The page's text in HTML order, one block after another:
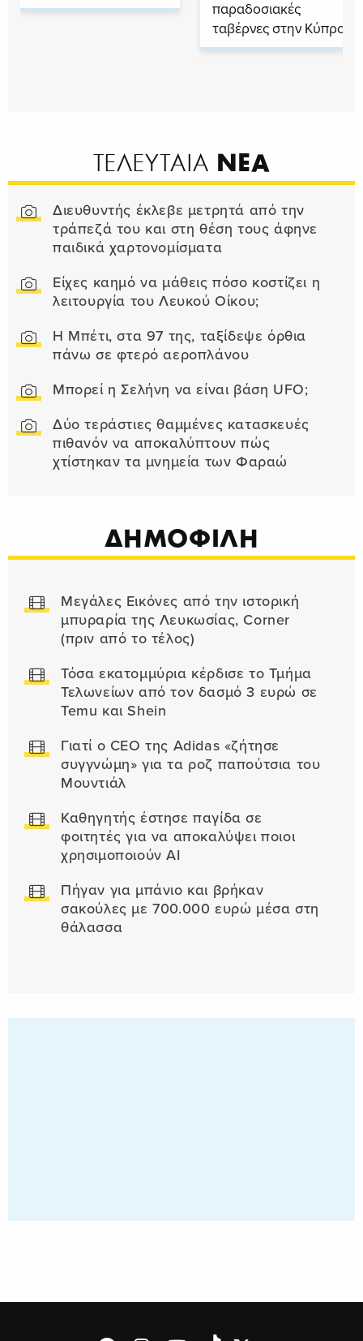
παραδοσιακές
ταβέρνες στην Κύπρο
ΤΕΛΕΥΤΑΙΑ ΝΕΑ
Διευθυντής έκλεβε μετρητά από την
τράπεζά του και στη θέση τους άφηνε
παιδικά χαρτονομίσματα
Είχες καημό να μάθεις πόσο κοστίζει η
λειτουργία του Λευκού Οίκου;
Η Μπέτι, στα 97 της, ταξίδεψε όρθια
πάνω σε φτερό αεροπλάνου
Μπορεί η Σελήνη να είναι βάση UFO;
Δύο τεράστιες θαμμένες κατασκευές
πιθανόν να αποκαλύπτουν πώς
χτίστηκαν τα μνημεία των Φαραώ
ΔΗΜΟΦΙΛΗ
Μεγάλες Εικόνες από την ιστορική
μπυραρία της Λευκωσίας, Corner
(πριν από το τέλος)
Τόσα εκατομμύρια κέρδισε το Τμήμα
Τελωνείων από τον δασμό 3 ευρώ σε
Temu και Shein
Γιατί ο CEO της Adidas «ζήτησε
συγγνώμη» για τα ροζ παπούτσια του
Μουντιάλ
Καθηγητής έστησε παγίδα σε
φοιτητές για να αποκαλύψει ποιοι
χρησιμοποιούν AI
Πήγαν για μπάνιο και βρήκαν
σακούλες με 700.000 ευρώ μέσα στη
θάλασσα